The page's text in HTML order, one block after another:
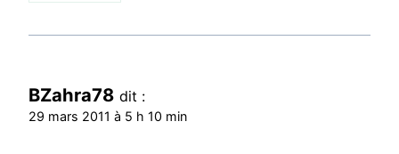
BZahra78 dit :
29 mars 2011 à 5 h 10 min